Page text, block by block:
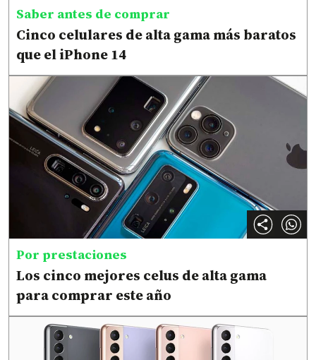
Saber antes de comprar
Cinco celulares de alta gama más baratos
que el iPhone 14
Por prestaciones
Los cinco mejores celus de alta gama
para comprar este año